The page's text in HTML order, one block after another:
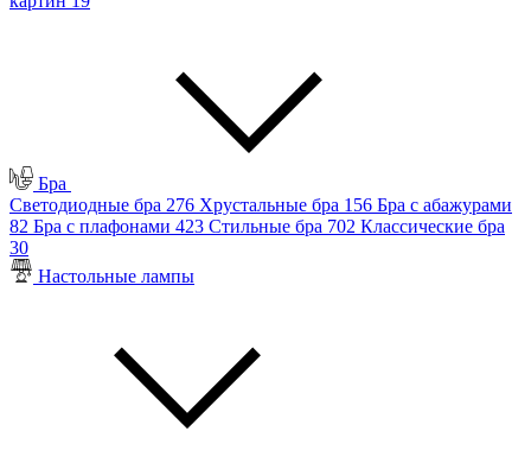
Бра
Светодиодные бра 276 Хрустальные бра 156 Бра с абажурами
82 Бра с плафонами 423 Стильные бра 702 Классические бра
30
Настольные лампы